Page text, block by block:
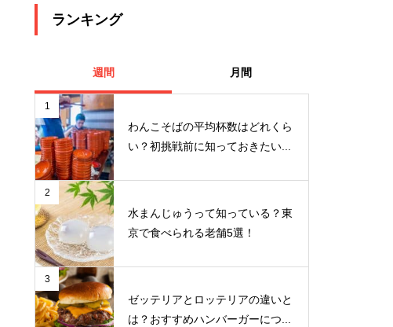
ランキング
週間 月間
1
わんこそばの平均杯数はどれくら
い？初挑戦前に知っておきたい...
2
水まんじゅうって知っている？東
京で食べられる老舗5選！
3
ゼッテリアとロッテリアの違いと
は？おすすめハンバーガーにつ...